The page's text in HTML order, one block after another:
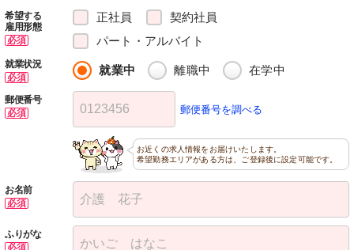
希望する
雇用形態
必須
正社員
契約社員
パート・アルバイト
就業状況
必須
就業中 離職中 在学中
郵便番号
必須
郵便番号を調べる
お近くの求人情報をお届けいたします。
希望勤務エリアがある方は、ご登録後に設定可能です。
お名前
必須
ふりがな
必須